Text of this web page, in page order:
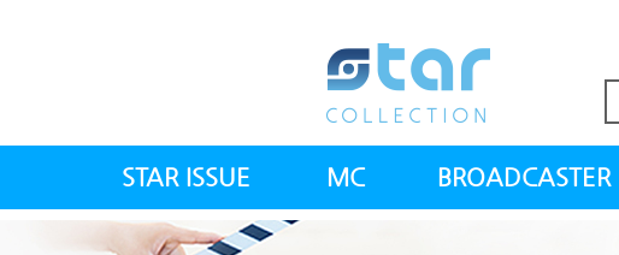
STAR ISSUE
스타칼럼
MC BROADCASTER